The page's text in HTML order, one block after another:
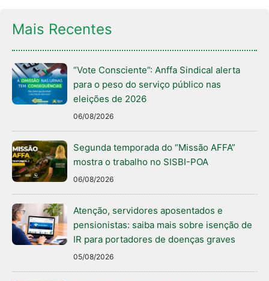
Mais Recentes
“Vote Consciente”: Anffa Sindical alerta
para o peso do serviço público nas
eleições de 2026
06/08/2026
Segunda temporada do “Missão AFFA”
mostra o trabalho no SISBI-POA
06/08/2026
Atenção, servidores aposentados e
pensionistas: saiba mais sobre isenção de
IR para portadores de doenças graves
05/08/2026